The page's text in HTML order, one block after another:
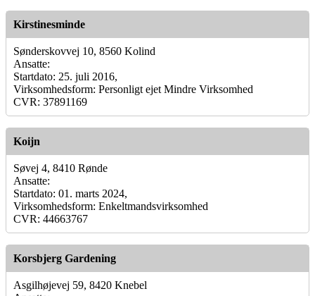
Kirstinesminde
Sønderskovvej 10, 8560 Kolind
Ansatte:
Startdato: 25. juli 2016,
Virksomhedsform: Personligt ejet Mindre Virksomhed
CVR: 37891169
Koijn
Søvej 4, 8410 Rønde
Ansatte:
Startdato: 01. marts 2024,
Virksomhedsform: Enkeltmandsvirksomhed
CVR: 44663767
Korsbjerg Gardening
Asgilhøjevej 59, 8420 Knebel